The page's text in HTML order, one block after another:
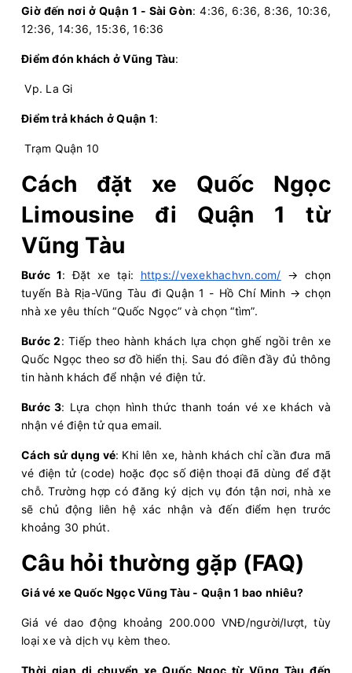
Văn phòng Vũng
Tàu
Sân bay Tân Sơn
Thành Vinh (Vũng Tàu)
Giá vé:
05:0008/08/2026
Văn phòng Vũng Tàu Văn phòng Quận 1
Vie Limousine Limousine 9 chỗ
Giá vé:230.000
05:0108/08/2026 08/0807:56 (2 giờ 55 phút)
Vũng Tàu Sân bay Tân Sơn Nhất
Hải Vân Vũng Tàu Limousine 11 chỗ
Giá vé: 200.000 Còn trống:
Văn phòng Vũng
Tàu
Sân bay Tân Sơn
Nhất
Anh Quốc Limousine Limousine 9 chỗ
210.000
Vũng Tàu Sân bay Tân Sơn Nhất
Giờ đến nơi ở Quận 1 - Sài Gòn: 4:36, 6:36, 8:36, 10:36,
12:36, 14:36, 15:36, 16:36
Điểm đón khách ở Vũng Tàu:
Vp. La Gi
Điểm trả khách ở Quận 1:
Trạm Quận 10
Cách đặt xe Quốc Ngọc
Limousine đi Quận 1 từ
Vũng Tàu
Bước 1: Đặt xe tại: https://vexekhachvn.com/ → chọn
tuyến Bà Rịa-Vũng Tàu đi Quận 1 - Hồ Chí Minh → chọn
nhà xe yêu thích “Quốc Ngọc” và chọn “tìm”.
Bước 2: Tiếp theo hành khách lựa chọn ghế ngồi trên xe
Quốc Ngọc theo sơ đồ hiển thị. Sau đó điền đầy đủ thông
tin hành khách để nhận vé điện tử.
Bước 3: Lựa chọn hình thức thanh toán vé xe khách và
nhận vé điện tử qua email.
Cách sử dụng vé: Khi lên xe, hành khách chỉ cần đưa mã
vé điện tử (code) hoặc đọc số điện thoại đã dùng để đặt
chỗ. Trường hợp có đăng ký dịch vụ đón tận nơi, nhà xe
sẽ chủ động liên hệ xác nhận và đến điểm hẹn trước
khoảng 30 phút.
Câu hỏi thường gặp (FAQ)
Giá vé xe Quốc Ngọc Vũng Tàu - Quận 1 bao nhiêu?
Giá vé dao động khoảng 200.000 VNĐ/người/lượt, tùy
loại xe và dịch vụ kèm theo.
Thời gian di chuyển xe Quốc Ngọc từ Vũng Tàu đến